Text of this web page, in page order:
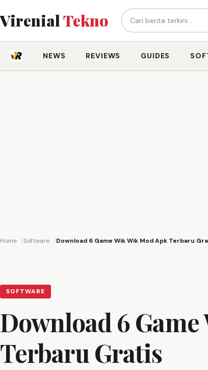
VirenialTekno Cari berita...
NEWS REVIEWS GUIDES
Home Software Download 6 Game Wik Wik Mod Apk Terbaru
SOFTWARE
Download 6
Terbaru Gratis